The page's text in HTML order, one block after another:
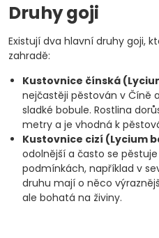
Druhy goji
Existují dva hlavní druhy goji,
zahradě:
Kustovnice čínská
nejčastěji pěstován v Číně
sladké bobule. Rostlina
metry a je vhodná k
Kustovnice cizí (Lycium
odolnější a často se
podmínkách, například v
druhu mají o něco
ale bohatá na živiny.